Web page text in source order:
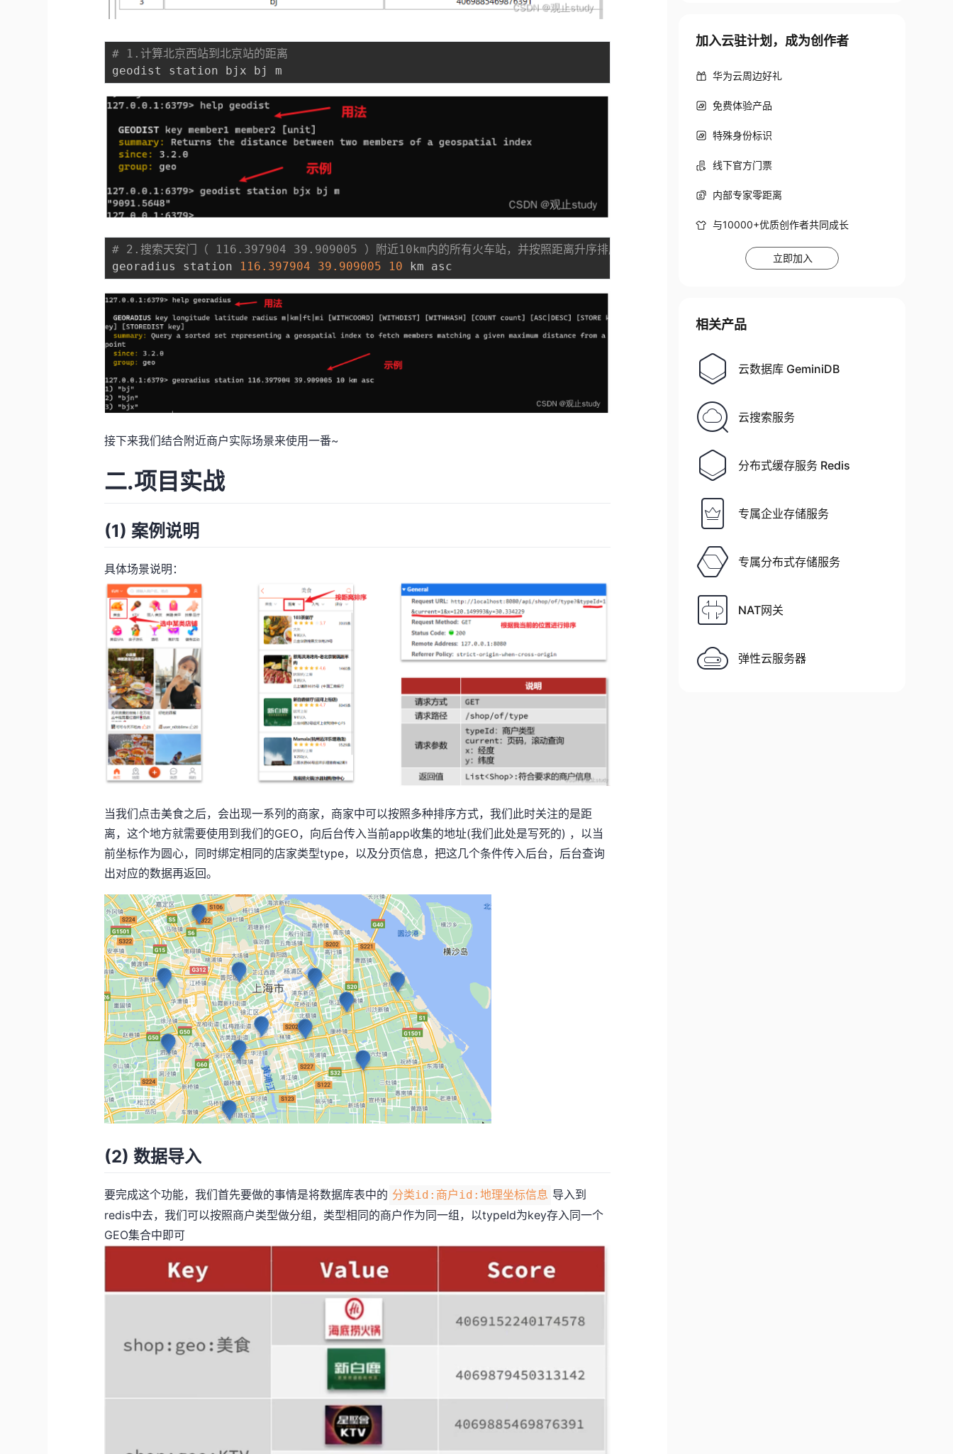
# 1.计算北京西站到北京站的距离
# 2.搜索天安门（ 116.397904 39.909005 ）附近10km内的所有火车站，并按照距离升序排序
georadius station 116.397904 39.909005 10
接下来我们结合附近商户实际场景来使用一番~
二.项目实战
(1) 案例说明
具体场景说明：
当我们点击美食之后，会出现一系列的商家，商家中可以按照多种排序方式，我们此时关注的是距
离，这个地方就需要使用到我们的GEO，向后台传入当前app收集的地址(我们此处是写死的) ，以当
前坐标作为圆心，同时绑定相同的店家类型type，以及分页信息，把这几个条件传入后台，后台查询
出对应的数据再返回。
(2) 数据导入
要完成这个功能，我们首先要做的事情是将数据库表中的 分类id:商户id:地理坐标信息 导入到
redis中去，我们可以按照商户类型做分组，类型相同的商户作为同一组，以typeId为key存入同一个
GEO集合中即可
加入云驻计划，成为创作者
华为云周边好礼
免费体验产品
特殊身份标识
线下官方门票
内部专家零距离
与10000+优质创作者共同成长
立即加入
相关产品
云数据库 GeminiDB
云搜索服务
分布式缓存服务 Redis
专属企业存储服务
专属分布式存储服务
NAT网关
弹性云服务器